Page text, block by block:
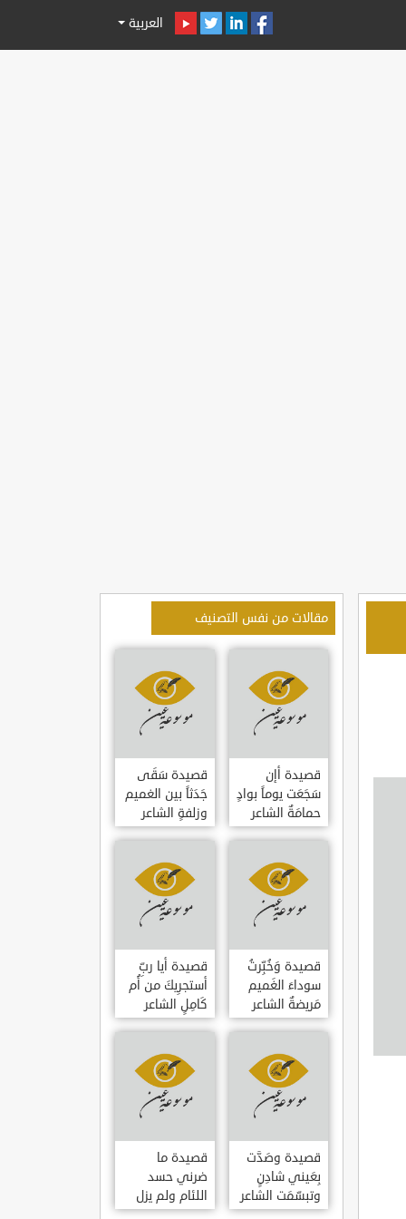
العربية
مقالات من نفس التصنيف
قصيدة أإن
سَجَعَت يوماً بوادٍ
حمامَةٌ الشاعر
العوام بن عقبة
قصيدة سَقَى
جَدَثاً بين الغميم
وزلفةٍ الشاعر
العوام بن عقبة
قصيدة وَخُبِّرتُ
سوداءَ الغَميم
مَريضةٌ الشاعر
العوام بن عقبة
قصيدة أيا ربِّ
أستجرِيكَ من أُم
كَامِلٍ الشاعر
العوام بن عقبة
قصيدة وصَدَّت
بِعَيني شادِنٍ
وتبسّمَت الشاعر
العوام بن عقبة
قصيدة ما
ضرني حسد
اللئام ولم يزل
الشاعر عمارة بن